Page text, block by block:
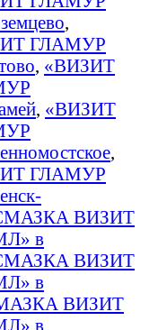
,
ГЛАМУР
, «ВИЗИТ
, «ВИЗИТ
,
ГЛАМУР
ВИЗИТ
в
ВИЗИТ
в
ВИЗИТ
в